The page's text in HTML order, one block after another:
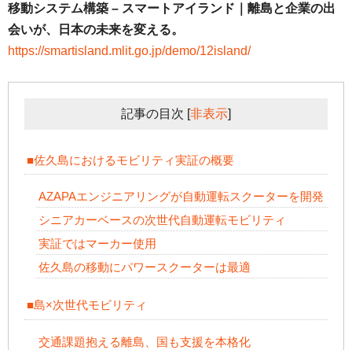
移動システム構築 – スマートアイランド｜離島と企業の出
会いが、日本の未来を変える。
https://smartisland.mlit.go.jp/demo/12island/
記事の目次 [非表示]
■佐久島におけるモビリティ実証の概要
AZAPAエンジニアリングが自動運転スクーターを開発
シニアカーベースの次世代自動運転モビリティ
実証ではマーカー使用
佐久島の移動にパワースクーターは最適
■島×次世代モビリティ
交通課題抱える離島、国も支援を本格化